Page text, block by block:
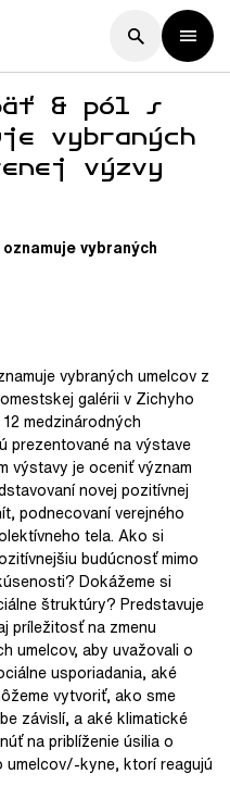
& pól s
vybraných
výzvy
vybraných
vybraných umelcov z
galérii v Zichyho
medzinárodných
prezentované na výstave
výstavy je oceniť význam
novej pozitívnej
podnecovaní verejného
tela. Ako si
budúcnosť mimo
Dokážeme si
štruktúry? Predstavuje
príležitosť na zmenu
umelcov, aby uvažovali o
usporiadania, aké
vytvoriť, ako sme
závislí, a aké klimatické
na priblíženie úsilia o
umelcov/-kyne, ktorí reagujú